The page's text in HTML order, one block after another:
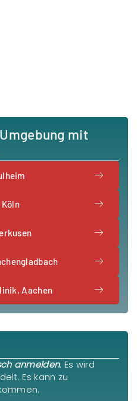
mit
Aachen
anmelden. Es wird
Es kann zu